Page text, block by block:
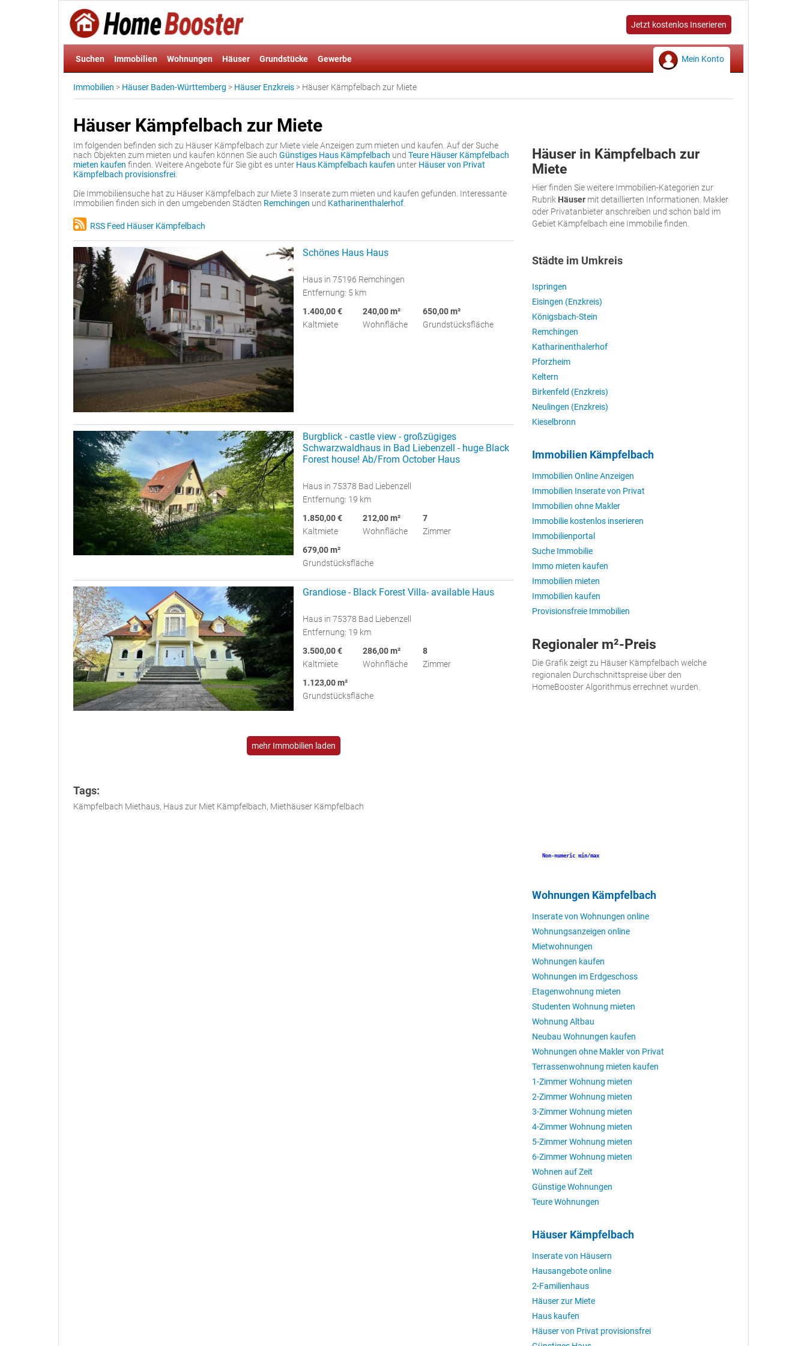
Jetzt kostenlos Inserieren
Suchen Immobilien Wohnungen Häuser Grundstücke Gewerbe Mein Konto
Immobilien > Häuser Baden-Württemberg > Häuser Enzkreis > Häuser Kämpfelbach zur Miete
Häuser Kämpfelbach zur Miete
Im folgenden befinden sich zu Häuser Kämpfelbach zur Miete viele Anzeigen zum mieten und kaufen. Auf der Suche
nach Objekten zum mieten und kaufen können Sie auch Günstiges Haus Kämpfelbach und Teure Häuser Kämpfelbach
mieten kaufen finden. Weitere Angebote für Sie gibt es unter Haus Kämpfelbach kaufen unter Häuser von Privat
Kämpfelbach provisionsfrei
Die Immobiliensuche hat zu Häuser Kämpfelbach zur Miete 3 Inserate zum mieten und kaufen gefunden. Interessante
Immobilien finden sich in den umgebenden Städten Remchingen und Katharinenthalerhof
RSS Feed Häuser Kämpfelbach
Schönes Haus Haus
Haus in 75196 Remchingen
Entfernung: 5 km
1.400,00 €
Kaltmiete
240,00 m²
Wohnfläche
650,00 m²
Grundstücksfläche
Burgblick - castle view - großzügiges
Schwarzwaldhaus in Bad Liebenzell - huge Black
Forest house! Ab/From October Haus
Haus in 75378 Bad Liebenzell
Entfernung: 19 km
1.850,00 €
Kaltmiete
212,00 m²
Wohnfläche
7
Zimmer
679,00 m²
Grundstücksfläche
Grandiose - Black Forest Villa- available Haus
Haus in 75378 Bad Liebenzell
Entfernung: 19 km
3.500,00 €
Kaltmiete
286,00 m²
Wohnfläche
8
Zimmer
1.123,00 m²
Grundstücksfläche
mehr Immobilien laden
Tags:
Kämpfelbach Miethaus, Haus zur Miet Kämpfelbach, Miethäuser Kämpfelbach
Häuser in Kämpfelbach zur
Miete
Hier finden Sie weitere Immobilien-Kategorien zur
Rubrik Häuser mit detaillierten Informationen. Makler
oder Privatanbieter anschreiben und schon bald im
Gebiet Kämpfelbach eine Immobilie finden.
Städte im Umkreis
Ispringen
Eisingen (Enzkreis)
Königsbach-Stein
Remchingen
Katharinenthalerhof
Pforzheim
Keltern
Birkenfeld (Enzkreis)
Neulingen (Enzkreis)
Kieselbronn
Immobilien Kämpfelbach
Immobilien Online Anzeigen
Immobilien Inserate von Privat
Immobilien ohne Makler
Immobilie kostenlos inserieren
Immobilienportal
Suche Immobilie
Immo mieten kaufen
Immobilien mieten
Immobilien kaufen
Provisionsfreie Immobilien
Regionaler m²-Preis
Die Grafik zeigt zu Häuser Kämpfelbach welche
regionalen Durchschnittspreise über den
HomeBooster Algorithmus errechnet wurden.
Non-numeric min/max
Non-numeric min/max
Wohnungen Kämpfelbach
Inserate von Wohnungen online
Wohnungsanzeigen online
Mietwohnungen
Wohnungen kaufen
Wohnungen im Erdgeschoss
Etagenwohnung mieten
Studenten Wohnung mieten
Wohnung Altbau
Neubau Wohnungen kaufen
Wohnungen ohne Makler von Privat
Terrassenwohnung mieten kaufen
1-Zimmer Wohnung mieten
2-Zimmer Wohnung mieten
3-Zimmer Wohnung mieten
4-Zimmer Wohnung mieten
5-Zimmer Wohnung mieten
6-Zimmer Wohnung mieten
Wohnen auf Zeit
Günstige Wohnungen
Teure Wohnungen
Häuser Kämpfelbach
Inserate von Häusern
Hausangebote online
2-Familienhaus
Häuser zur Miete
Haus kaufen
Häuser von Privat provisionsfrei